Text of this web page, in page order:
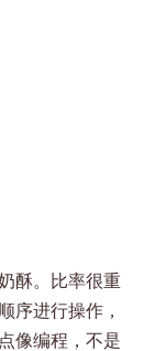
酥。比率很重
序进行操作，
像编程，不是